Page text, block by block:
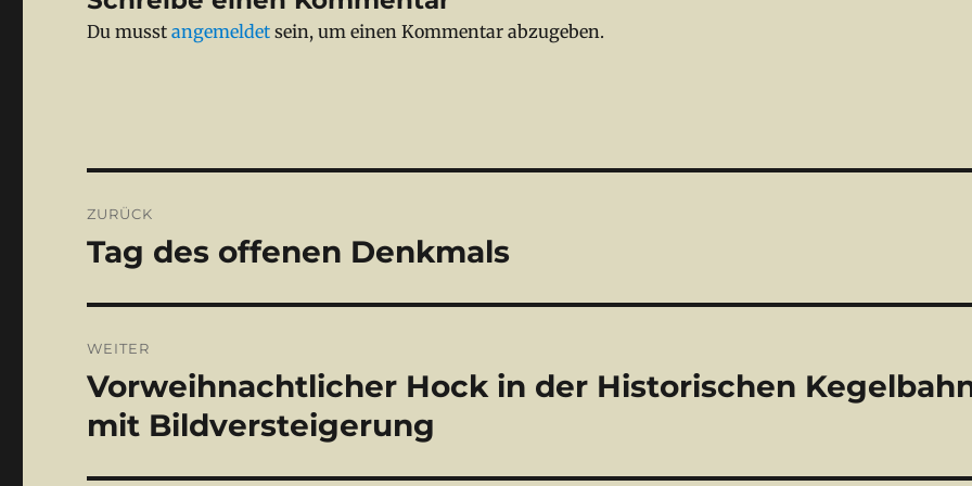
Du musstangemeldet sein, um einen Kommentar abzugeben.
ZURÜCK
Vorheriger
Tag des offenen Denkmals
WEITER
Nächster
Beitrag:
Vorweihnachtlicher Hock in der Historischen
mit Bildversteigerung